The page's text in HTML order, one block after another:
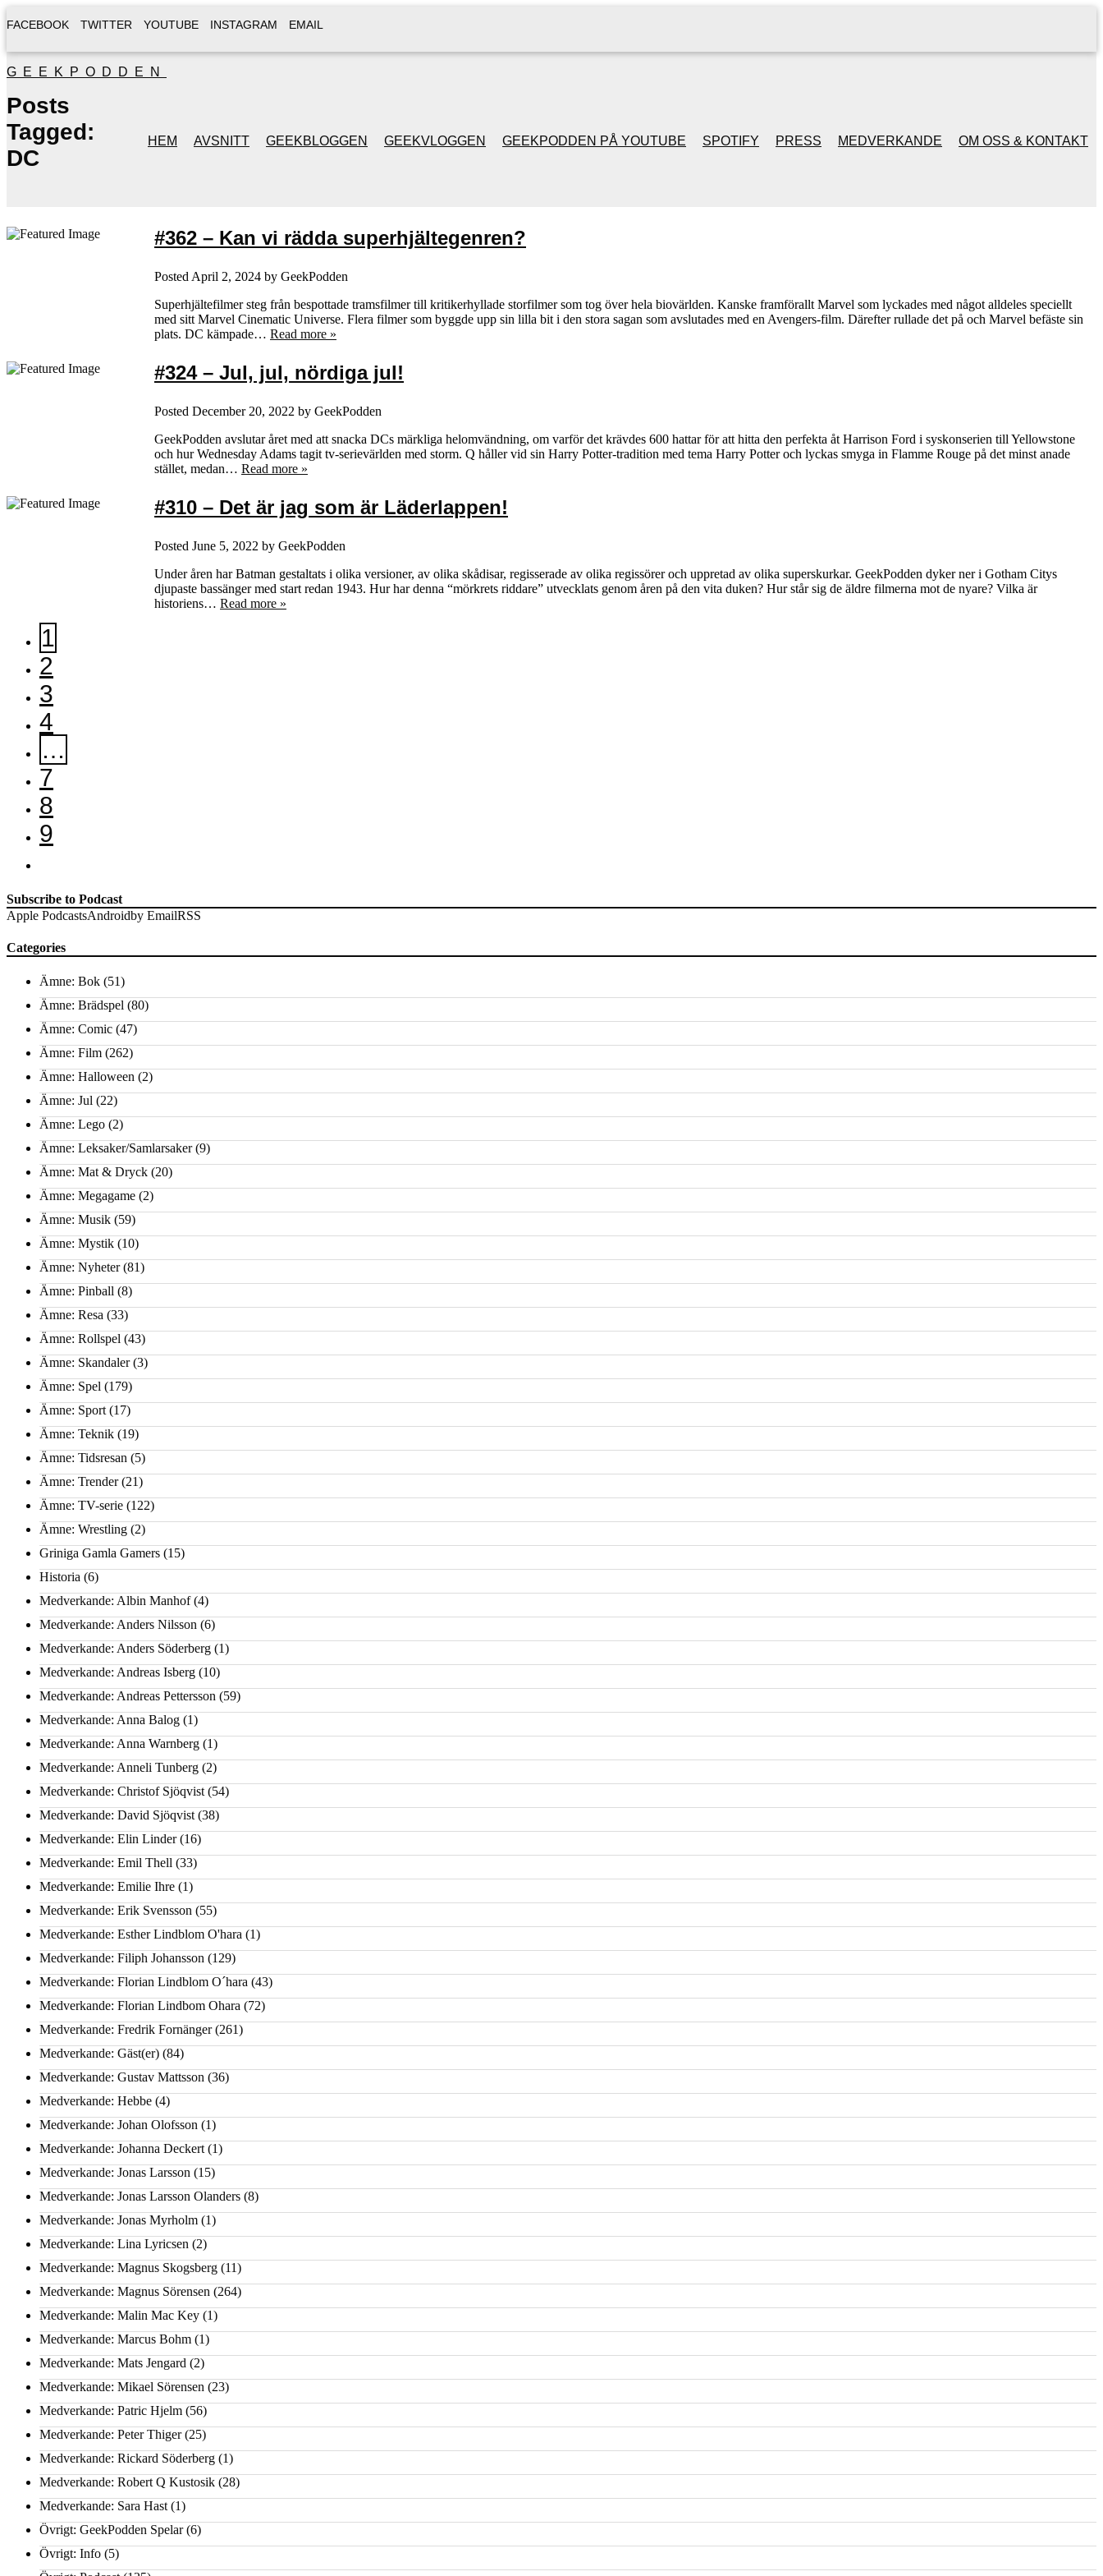
FACEBOOK TWITTER YOUTUBE INSTAGRAM EMAIL
GEEKPODDEN
HEM AVSNITT GEEKBLOGGEN GEEKVLOGGEN GEEKPODDEN PÅ YOUTUBE
GAMING MED MICKE
GEEKPODDENS
SPOTIFY PRESS MEDVERKANDE OM OSS & KONTAKT
Posts
Tagged:
DC
#362 – Kan vi rädda superhjältegenren?
Posted April 2, 2024 by GeekPodden
Superhjältefilmer steg från bespottade tramsfilmer till kritikerhyllade storfilmer som tog över hela biovärlden. Kanske framförallt Marvel som lyckades med något alldeles speciellt
med sitt Marvel Cinematic Universe. Flera filmer som byggde upp sin lilla bit i den stora sagan som avslutades med en Avengers-film. Därefter rullade det på och Marvel befäste sin
plats. DC kämpade… Read more »
#324 – Jul, jul, nördiga jul!
Posted December 20, 2022 by GeekPodden
GeekPodden avslutar året med att snacka DCs märkliga helomvändning, om varför det krävdes 600 hattar för att hitta den perfekta åt Harrison Ford i syskonserien till Yellowstone
och hur Wednesday Adams tagit tv-serievärlden med storm. Q håller vid sin Harry Potter-tradition med tema Harry Potter och lyckas smyga in Flamme Rouge på det minst anade
stället, medan… Read more »
#310 – Det är jag som är Läderlappen!
Posted June 5, 2022 by GeekPodden
Under åren har Batman gestaltats i olika versioner, av olika skådisar, regisserade av olika regissörer och uppretad av olika superskurkar. GeekPodden dyker ner i Gotham Citys
djupaste bassänger med start redan 1943. Hur har denna “mörkrets riddare” utvecklats genom åren på den vita duken? Hur står sig de äldre filmerna mot de nyare? Vilka är
historiens… Read more »
1
2
3
4
…
7
8
9
Subscribe to Podcast
Apple PodcastsAndroidby EmailRSS
Categories
Ämne: Bok (51)
Ämne: Brädspel (80)
Ämne: Comic (47)
Ämne: Film (262)
Ämne: Halloween (2)
Ämne: Jul (22)
Ämne: Lego (2)
Ämne: Leksaker/Samlarsaker(9)
Ämne: Mat & Dryck (20)
Ämne: Megagame (2)
Ämne: Musik (59)
Ämne: Mystik (10)
Ämne: Nyheter(81)
Ämne: Pinball (8)
Ämne: Resa (33)
Ämne: Rollspel (43)
Ämne: Skandaler(3)
Ämne: Spel (179)
Ämne: Sport (17)
Ämne: Teknik (19)
Ämne: Tidsresan (5)
Ämne: Trender(21)
Ämne: TV-serie (122)
Ämne: Wrestling (2)
Griniga Gamla Gamers (15)
Historia (6)
Medverkande: Albin Manhof(4)
Medverkande: Anders Nilsson (6)
Medverkande: Anders Söderberg (1)
Medverkande: Andreas Isberg (10)
Medverkande: Andreas Pettersson (59)
Medverkande: Anna Balog (1)
Medverkande: Anna Warnberg (1)
Medverkande: Anneli Tunberg (2)
Medverkande: Christof Sjöqvist (54)
Medverkande: David Sjöqvist (38)
Medverkande: Elin Linder(16)
Medverkande: Emil Thell (33)
Medverkande: Emilie Ihre (1)
Medverkande: Erik Svensson (55)
Medverkande: Esther Lindblom O'hara (1)
Medverkande: Filiph Johansson (129)
Medverkande: Florian Lindblom O´hara (43)
Medverkande: Florian Lindbom Ohara (72)
Medverkande: Fredrik Fornänger(261)
Medverkande: Gäst(er) (84)
Medverkande: Gustav Mattsson (36)
Medverkande: Hebbe (4)
Medverkande: Johan Olofsson (1)
Medverkande: Johanna Deckert (1)
Medverkande: Jonas Larsson (15)
Medverkande: Jonas Larsson Olanders (8)
Medverkande: Jonas Myrholm (1)
Medverkande: Lina Lyricsen (2)
Medverkande: Magnus Skogsberg (11)
Medverkande: Magnus Sörensen (264)
Medverkande: Malin Mac Key (1)
Medverkande: Marcus Bohm (1)
Medverkande: Mats Jengard (2)
Medverkande: Mikael Sörensen (23)
Medverkande: Patric Hjelm (56)
Medverkande: Peter Thiger(25)
Medverkande: Rickard Söderberg (1)
Medverkande: Robert Q Kustosik (28)
Medverkande: Sara Hast (1)
Övrigt: GeekPodden Spelar(6)
Övrigt: Info (5)